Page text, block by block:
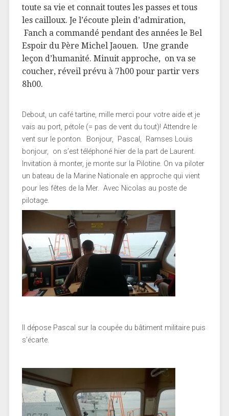
toute sa vie et connait toutes les passes et tous
les cailloux. Je l’écoute plein d’admiration,
Fanch a commandé pendant des années le Bel
Espoir du Père Michel Jaouen. Une grande
leçon d’humanité. Minuit approche, on va se
coucher, réveil prévu à 7h00 pour partir vers
8h00.
Debout, un café tartine, mille merci pour votre aide et je
vais au port, pétole (= pas de vent du tout)! Attendre le
vent sur le ponton. Bonjour, Pascal, Ramses Louis
bonjour, on s’est téléphoné hier de la part de Laurent.
Invitation à monter, je monte sur la Pilotine. On va piloter
un bateau de la Marine Nationale en approche qui vient
pour les fêtes de la Mer. Avec Nicolas au poste de
pilotage.
Il dépose Pascal sur la coupée du bâtiment militaire puis
s’écarte.